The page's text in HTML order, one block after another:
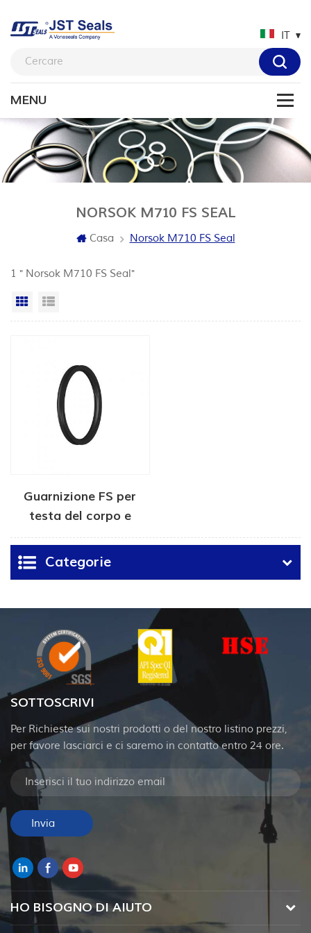
IT
NORSOK M710 FS SEAL
Casa Norsok M710 FS Seal
1 " Norsok M710 FS Seal"
Vista a griglia
Guarnizione FS per
testa del corpo e
gancio per tubi
Categorie
SOTTOSCRIVI
Per Richieste sui nostri prodotti o del nostro listino prezzi,
per favore lasciarci e ci saremo in contatto entro 24 ore.
HO BISOGNO DI AIUTO